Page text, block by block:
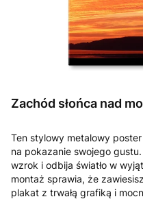
Zachód słońca nad
Ten stylowy metalowy
na pokazanie swojego
wzrok i odbija światło w
montaż sprawia, że
plakat z trwałą grafiką i